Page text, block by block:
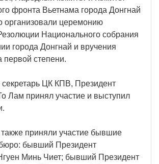
фронта Вьетнама города Донгнай
организовали церемонию
Национального собрания
города Донгнай и вручения
первой степени.
ЦК КПВ, Президент
Лам принял участие и выступил
приняли участие бывшие
бывший Президент
Минь Чиет; бывший Президент